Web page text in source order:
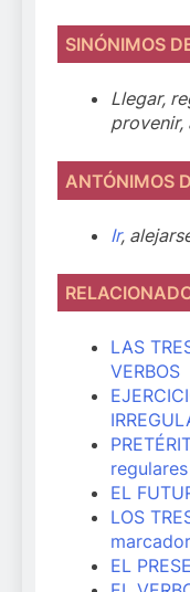
SINÓNIMOS
Llegar,
provenir,
ANTÓNIMOS
Ir,
LAS
VERBOS
EL
LOS
EL